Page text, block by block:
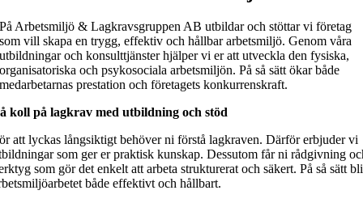
På Arbetsmiljö & Lagkravsgruppen AB utbildar och stöttar vi företag
som vill skapa en trygg, effektiv och hållbar arbetsmiljö. Genom våra
utbildningar och konsulttjänster hjälper vi er att utveckla den fysiska,
organisatoriska och psykosociala arbetsmiljön. På så sätt ökar både
medarbetarnas prestation och företagets konkurrenskraft.
koll på lagkrav med utbildning och stöd
att lyckas långsiktigt behöver ni förstå lagkraven. Därför erbjuder vi
som ger er praktisk kunskap. Dessutom får ni rådgivning
som gör det enkelt att arbeta strukturerat och säkert. På så sätt
både effektivt och hållbart.